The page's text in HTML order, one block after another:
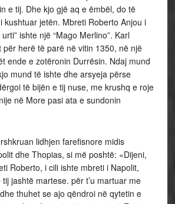
e tij. Dhe kjo gjë aq e ëmbël, do të
kushtuar jetën. Mbreti Roberto Anjou i
ishte një “Mago Merlino”. Karl
herë të parë në vitin 1350, në një
ende e zotëronin Durrësin. Ndaj mund
mund të ishte dhe arsyeja përse
të bijën e tij nuse, me krushq e roje
në More pasi ata e sundonin
lidhjen farefisnore midis
dhe Thopias, si më poshtë: «Dijeni,
Roberto, i cili ishte mbreti i Napolit,
jashtë martese. për t’u martuar me
thuhet se ajo qëndroi në qytetin e